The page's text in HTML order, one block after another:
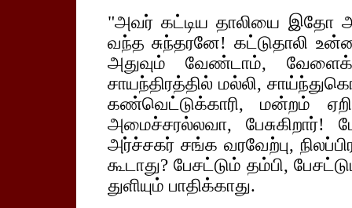
"அவர் கட்டிய தாலியை இதோ
வந்த சுந்தரனே! கட்டுதாலி
அதுவும் வேண்டாம்,
சாயந்திரத்தில் மல்லி,
கண்வெட்டுக்காரி, மன்றம்
அமைச்சரல்லவா, பேசுகிறார்!
அர்ச்சகர் சங்க வரவேற்பு,
கூடாது? பேசட்டும் தம்பி,
துளியும் பாதிக்காது.